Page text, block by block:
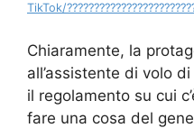
TikTok/
Chiaramente, la
all’assistente di volo
il regolamento su cui
fare una cosa del